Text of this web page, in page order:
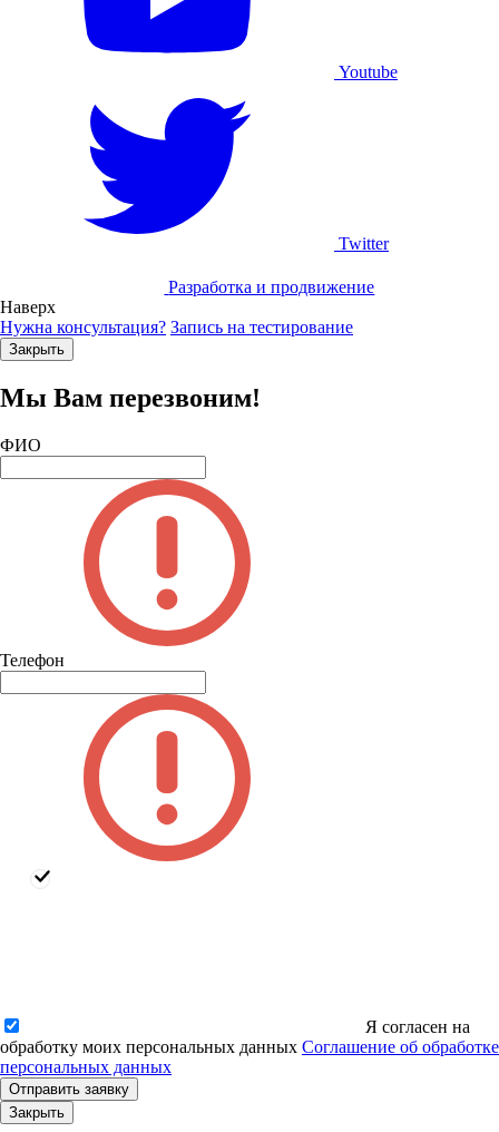
Youtube
Twitter
Разработка и продвижение
Наверх
Нужна консультация? Запись на тестирование
Закрыть
Мы Вам перезвоним!
ФИО
Телефон
Я согласен на
обработку моих персональных данных Соглашение об обработке
персональных данных
Закрыть